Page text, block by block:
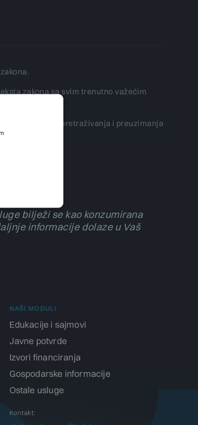
zakona sa svim trenutno važećim
mogućnost pretraživanja i preuzimanja
bilježi se kao konzumirana
informacije dolaze u Vaš
NAŠI MODULI
Edukacije i sajmovi
Javne potvrde
Izvori financiranja
Gospodarske informacije
Ostale usluge
Kontakt: